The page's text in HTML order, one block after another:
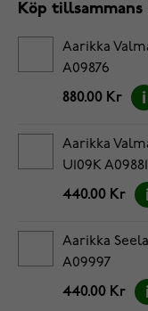
Köp tillsammans
Aarikka
A09876
880.00 Kr
Aarikka
U109K A09881
440.00 Kr
Aarikka
A09997
440.00 Kr